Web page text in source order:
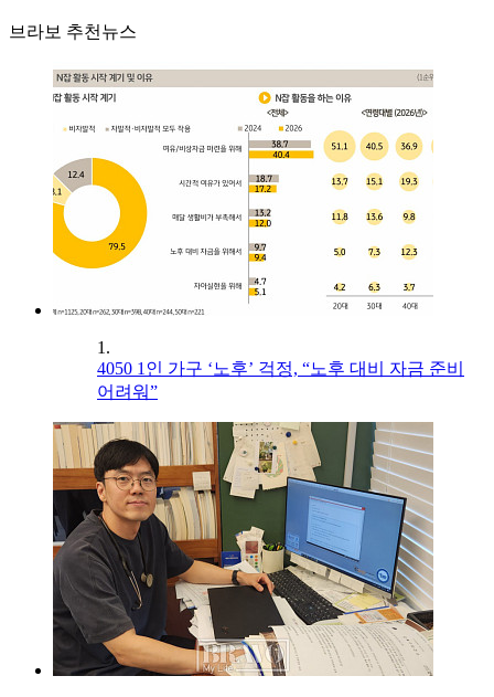
브라보 추천뉴스
1.
4050 1인 가구 ‘노후’ 걱정, “노후 대비 자금 준비
어려워”